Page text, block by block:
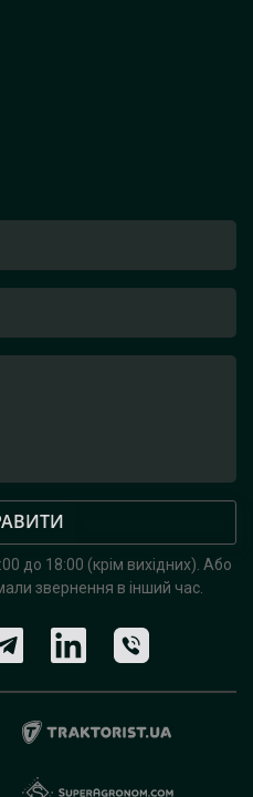
до 18:00 (крім вихідних). Або
звернення в інший час.